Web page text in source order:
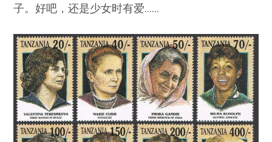
子。好吧，还是少女时有爱……